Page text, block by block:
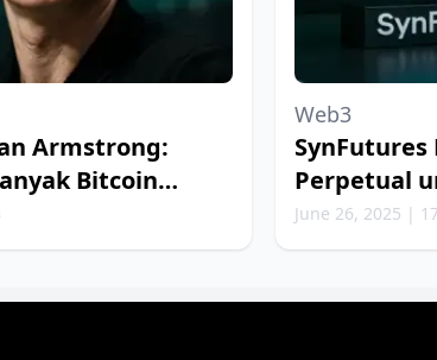
Armstrong:
Bitcoin
Web3
Perpetual
Bumi
June 26, 2025 |